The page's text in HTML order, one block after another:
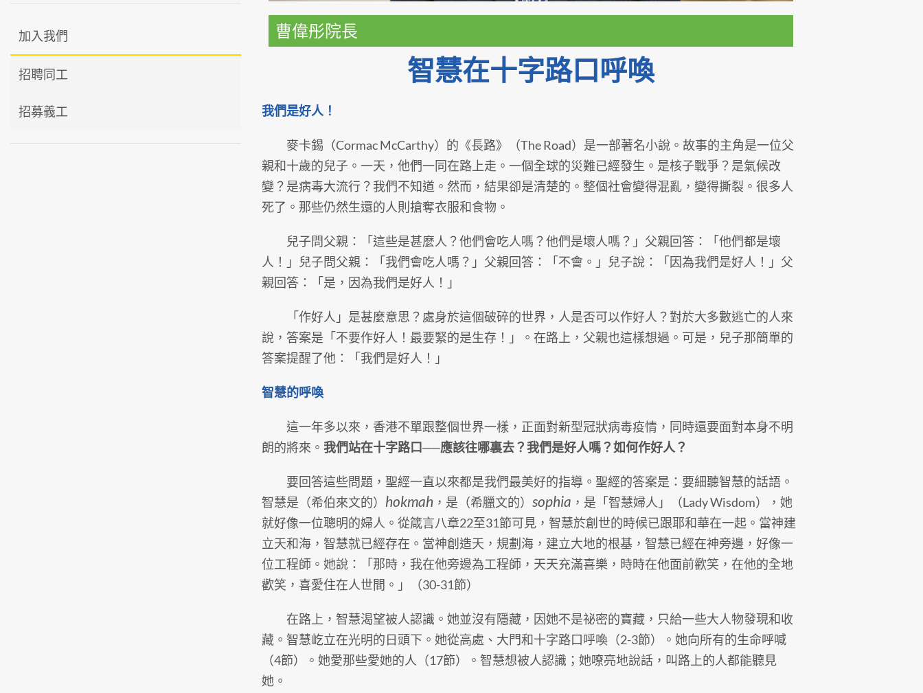
加入我們
招聘同工
招募義工
曹偉彤院長
智慧在十字路口呼喚
我們是好人！
麥卡錫（Cormac McCarthy）的《長路》（The Road）是一部著名小說。故事的主角是一位父
親和十歲的兒子。一天，他們一同在路上走。一個全球的災難已經發生。是核子戰爭？是氣候改
變？是病毒大流行？我們不知道。然而，結果卻是清楚的。整個社會變得混亂，變得撕裂。很多人
死了。那些仍然生還的人則搶奪衣服和食物。
兒子問父親：「這些是甚麼人？他們會吃人嗎？他們是壞人嗎？」父親回答：「他們都是壞
人！」兒子問父親：「我們會吃人嗎？」父親回答：「不會。」兒子說：「因為我們是好人！」父
親回答：「是，因為我們是好人！」
「作好人」是甚麼意思？處身於這個破碎的世界，人是否可以作好人？對於大多數逃亡的人來
說，答案是「不要作好人！最要緊的是生存！」。在路上，父親也這樣想過。可是，兒子那簡單的
答案提醒了他：「我們是好人！」
智慧的呼喚
這一年多以來，香港不單跟整個世界一樣，正面對新型冠狀病毒疫情，同時還要面對本身不明
朗的將來。我們站在十字路口──應該往哪裏去？我們是好人嗎？如何作好人？
要回答這些問題，聖經一直以來都是我們最美好的指導。聖經的答案是：要細聽智慧的話語。
智慧是（希伯來文的） hokmah ，是（希臘文的）sophia ，是「智慧婦人」（Lady Wisdom），她
就好像一位聰明的婦人。從箴言八章22至31節可見，智慧於創世的時候已跟耶和華在一起。當神建
立天和海，智慧就已經存在。當神創造天，規劃海，建立大地的根基，智慧已經在神旁邊，好像一
位工程師。她說：「那時，我在他旁邊為工程師，天天充滿喜樂，時時在他面前歡笑，在他的全地
歡笑，喜愛住在人世間。」（30-31節）
在路上，智慧渴望被人認識。她並沒有隱藏，因她不是祕密的寶藏，只給一些大人物發現和收
藏。智慧屹立在光明的日頭下。她從高處、大門和十字路口呼喚（2-3節）。她向所有的生命呼喊
（4節）。她愛那些愛她的人（17節）。智慧想被人認識；她嘹亮地說話，叫路上的人都能聽見
她。